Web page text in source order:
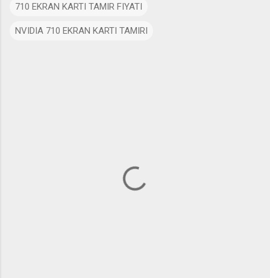
710 EKRAN KARTI TAMIR FIYATI
NVIDIA 710 EKRAN KARTI TAMIRI